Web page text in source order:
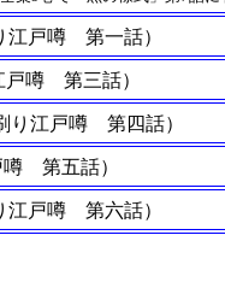
江戸噂 第一話）
戸噂 第三話）
り江戸噂 第四話）
噂 第五話）
江戸噂 第六話）